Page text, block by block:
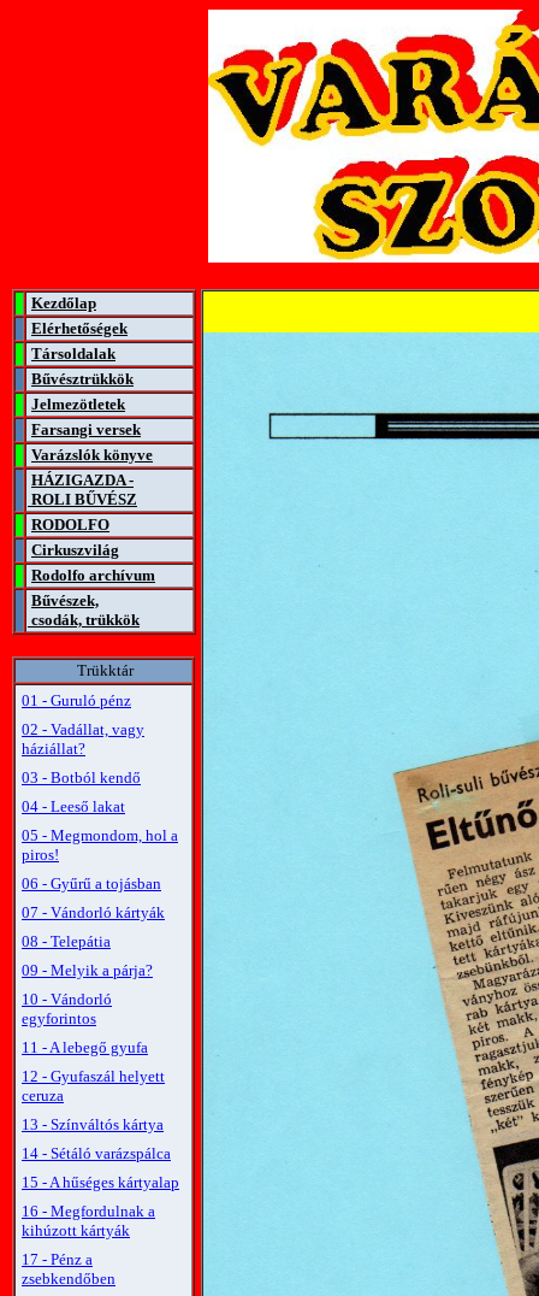
Kezdőlap
Elérhetőségek
Társoldalak
Bűvésztrükkök
Jelmezötletek
Farsangi versek
Varázslók könyve
HÁZIGAZDA -
ROLI BŰVÉSZ
RODOLFO
Cirkuszvilág
Rodolfo archívum
Bűvészek,
csodák, trükkök
Trükktár
01 - Guruló pénz
02 - Vadállat, vagy
háziállat?
03 - Botból kendő
04 - Leeső lakat
05 - Megmondom, hol a
piros!
06 - Gyűrű a tojásban
07 - Vándorló kártyák
08 - Telepátia
09 - Melyik a párja?
10 - Vándorló
egyforintos
11 - A lebegő gyufa
12 - Gyufaszál helyett
ceruza
13 - Színváltós kártya
14 - Sétáló varázspálca
15 - A hűséges kártyalap
16 - Megfordulnak a
kihúzott kártyák
17 - Pénz a
zsebkendőben